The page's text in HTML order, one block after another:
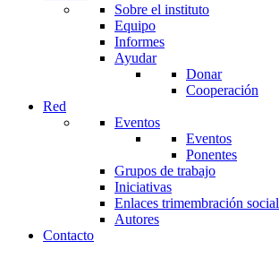
Sobre el instituto
Equipo
Informes
Ayudar
Donar
Cooperación
Red
Eventos
Eventos
Ponentes
Grupos de trabajo
Iniciativas
Enlaces trimembración social
Autores
Contacto